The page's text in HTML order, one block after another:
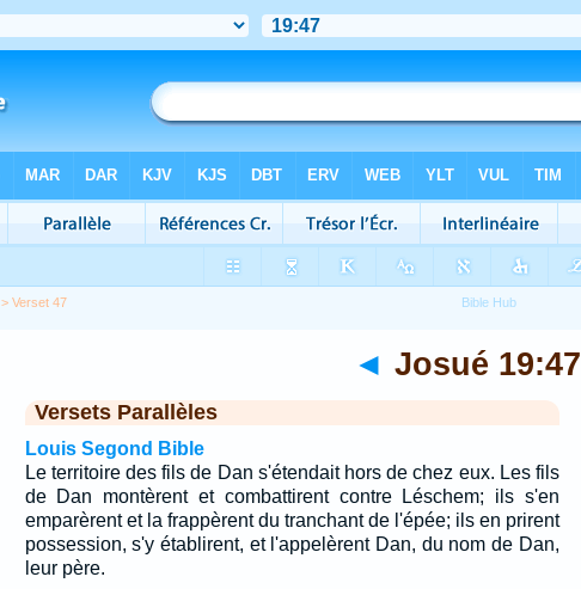
> Verset 47
◄ Josué 19:47
Versets Parallèles
Louis Segond Bible
Le territoire des fils de Dan s'étendait hors de chez eux. Les fils
de Dan montèrent et combattirent contre Léschem; ils s'en
emparèrent et la frappèrent du tranchant de l'épée; ils en prirent
possession, s'y établirent, et l'appelèrent Dan, du nom de Dan,
leur père.